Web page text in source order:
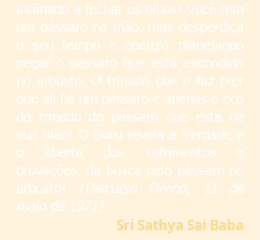
inclinado a fechar os olhos! Você tem
um pássaro na mão, mas desperdiça
o seu tempo e energia planejando
pegar o pássaro que está escondido
no arbusto. O trinado que o faz crer
que ali há um pássaro é apenas o eco
do trinado do pássaro que está na
sua mão! O Guru revela a Verdade e
o liberta dos sofrimentos e
provações, da busca pelo pássaro no
arbusto!
(Discurso Divino, 11 de
maio de 1971)
Sri Sathya Sai Baba